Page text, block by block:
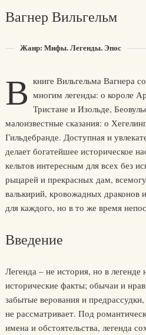
Вагнер Вильгельм
Жанр: Мифы. Легенды. Эпос
В книге Вильгельма Вагнера
многим легенды: о короле
Тристане и Изольде,
малоизвестные сказания: о
Гильдебранде. Доступная и
делает богатейшее историческое
кельтов интересным для всех без
рыцарей и прекрасных дам,
валькирий, кровожадных
для каждого, но в то же время
Введение
Легенда – не история, но в
исторические факты; обычаи и
забытые верования и
не рассматривает. Под
имена и обстоятельства, легенда